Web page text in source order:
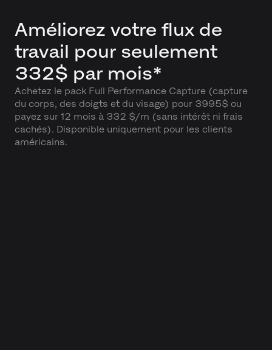
Améliorez votre flux de
travail pour seulement
332$ par mois*
Achetez le pack Full Performance Capture (capture
du corps, des doigts et du visage) pour 3995$ ou
payez sur 12 mois à 332 $/m (sans intérêt ni frais
cachés). Disponible uniquement pour les clients
américains.